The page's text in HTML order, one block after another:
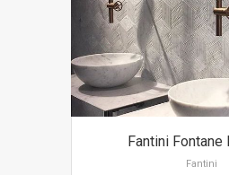
Fantini Fontane
Fantini